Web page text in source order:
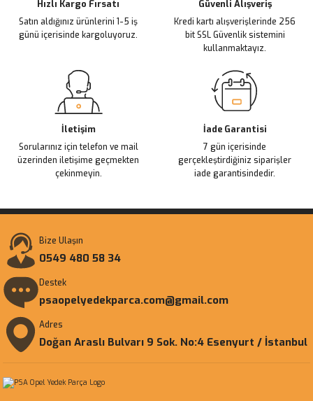
Ürün fiyatı diğer sitelerden daha pahalı.
Bu ürüne benzer farklı alternatifler olmalı.
Hızlı Kargo Fırsatı
Satın aldığınız ürünlerini 1-5 iş
günü içerisinde kargoluyoruz.
Güvenli Alışveriş
Kredi kartı alışverişlerinde 256
bit SSL Güvenlik sistemini
kullanmaktayız.
İletişim
Sorularınız için telefon ve mail
üzerinden iletişime geçmekten
çekinmeyin.
İade Garantisi
7 gün içerisinde
gerçekleştirdiğiniz siparişler
iade garantisindedir.
Bize Ulaşın
0549 480 58 34
Destek
psaopelyedekparca.com@gmail.com
Adres
Doğan Araslı Bulvarı 9 Sok. No:4 Esenyurt / İstanbul